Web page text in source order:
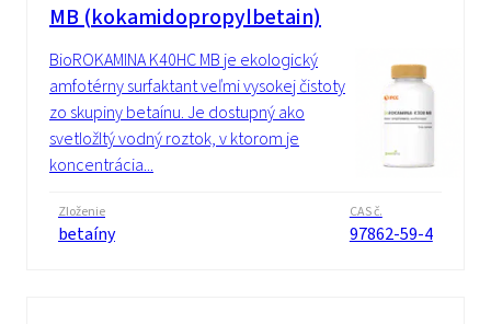
MB (kokamidopropylbetain)
BioROKAMINA K40HC MB je ekologický
amfotérny surfaktant veľmi vysokej čistoty
zo skupiny betaínu. Je dostupný ako
svetložltý vodný roztok, v ktorom je
koncentrácia...
Zloženie
betaíny
CAS č.
97862-59-4